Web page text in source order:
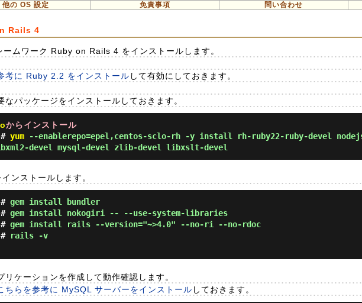
他の OS 設定 免責事項 問い合わせ
Rails 4
ームワーク Ruby on Rails 4 をインストールします。
考に Ruby 2.2 をインストール して有効にしておきます。
なパッケージをインストールしておきます。
からインストール
yum --enablerepo=epel,centos-sclo-rh -y install rh-ruby22-ruby-devel
devel mysql-devel zlib-devel libxslt-devel
ンストールします。
gem install bundler
gem install nokogiri -- --use-system-libraries
gem install rails --version="~>4.0" --no-ri --no-rdoc
rails -v
リケーションを作成して動作確認します。
ちらを参考に MySQL サーバーをインストール しておきます。